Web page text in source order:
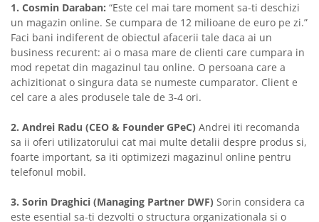
1. Cosmin Daraban: “Este cel mai tare moment sa-ti deschizi
un magazin online. Se cumpara de 12 milioane de euro pe zi.”
Faci bani indiferent de obiectul afacerii tale daca ai un
business recurent: ai o masa mare de clienti care cumpara in
mod repetat din magazinul tau online. O persoana care a
achizitionat o singura data se numeste cumparator. Client e
cel care a ales produsele tale de 3-4 ori.
2. Andrei Radu (CEO & Founder GPeC) Andrei iti recomanda
sa ii oferi utilizatorului cat mai multe detalii despre produs si,
foarte important, sa iti optimizezi magazinul online pentru
telefonul mobil.
3. Sorin Draghici (Managing Partner DWF) Sorin considera ca
este esential sa-ti dezvolti o structura organizationala si o